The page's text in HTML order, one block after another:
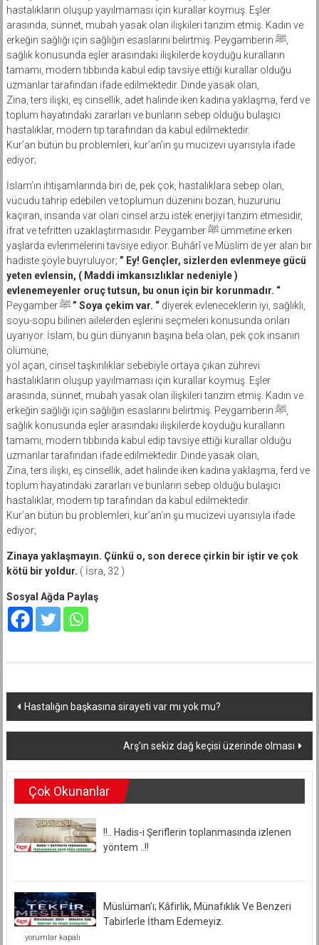
hastalıkların oluşup yayılmaması için kurallar koymuş. Eşler
arasında, sünnet, mubah yasak olan ilişkileri tanzim etmiş. Kadın ve
erkeğin sağlığı için sağlığın esaslarını belirtmiş. Peygamberin ﷺ,
sağlık konusunda eşler arasındaki ilişkilerde koyduğu kuralların
tamamı, modern tıbbında kabul edip tavsiye ettiği kurallar olduğu
uzmanlar tarafından ifade edilmektedir. Dinde yasak olan,
Zina, ters ilişki, eş cinsellik, adet halinde iken kadına yaklaşma, ferd ve
toplum hayatındaki zararları ve bunların sebep olduğu bulaşıcı
hastalıklar, modern tıp tarafından da kabul edilmektedir.
Kur’an bütün bu problemleri, kur’an’ın şu mucizevi uyarısıyla ifade
ediyor;
İslam’ın ihtişamlarında biri de, pek çok, hastalıklara sebep olan,
vücudu tahrip edebilen ve toplumun düzenini bozan, huzurunu
kaçıran, insanda var olan cinsel arzu istek enerjiyi tanzim etmesidir,
ifrat ve tefritten uzaklaştırmasıdır. Peygamber ﷺ ümmetine erken
yaşlarda evlenmelerini tavsiye ediyor. Buhârî ve Müslim de yer alan bir
hadiste şöyle buyruluyor; ” Ey! Gençler, sizlerden evlenmeye gücü
yeten evlensin, ( Maddi imkansızlıklar nedeniyle )
evlenemeyenler oruç tutsun, bu onun için bir korunmadır. “
Peygamber ﷺ” Soya çekim var. “diyerek evleneceklerin iyi, sağlıklı,
soyu-sopu bilinen ailelerden eşlerini seçmeleri konusunda onları
uyarıyor. İslam, bu gün dünyanın başına bela olan, pek çok insanın
ölümüne,
yol açan, cinsel taşkınlıklar sebebiyle ortaya çıkan zührevi
hastalıkların oluşup yayılmaması için kurallar koymuş. Eşler
arasında, sünnet, mubah yasak olan ilişkileri tanzim etmiş. Kadın ve
erkeğin sağlığı için sağlığın esaslarını belirtmiş. Peygamberin ﷺ,
sağlık konusunda eşler arasındaki ilişkilerde koyduğu kuralların
tamamı, modern tıbbında kabul edip tavsiye ettiği kurallar olduğu
uzmanlar tarafından ifade edilmektedir. Dinde yasak olan,
Zina, ters ilişki, eş cinsellik, adet halinde iken kadına yaklaşma, ferd ve
toplum hayatındaki zararları ve bunların sebep olduğu bulaşıcı
hastalıklar, modern tıp tarafından da kabul edilmektedir.
Kur’an bütün bu problemleri, kur’an’ın şu mucizevi uyarısıyla ifade
ediyor;
Zinaya yaklaşmayın. Çünkü o, son derece çirkin bir iştir ve çok
kötü bir yoldur. ( İsra, 32 )
Sosyal Ağda Paylaş
Yazı
dolaşımı
Hastalığın başkasına sirayeti var mı yok mu?
Arş’ın sekiz dağ keçisi üzerinde olması
Çok Okunanlar
!!.. Hadis-i Şeriflerin toplanmasında izlenen
yöntem ..!!
Müslüman’ı; Kâfirlik, Münafıklık Ve Benzeri
Tabirlerle İtham Edemeyiz.
Müslüman’ı;
yorumlar kapalı